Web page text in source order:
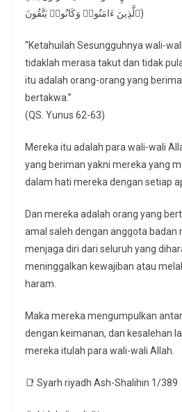
ٱلَّذِینَ ءَامَنُوا۟ وَكَانُوا۟ یَتَّقُونَ)
“Ketahuilah Sesungguhnya wali-
tidaklah merasa takut dan tidak
itu adalah orang-orang yang
bertakwa.”
(QS. Yunus 62-63)
Mereka itu adalah para wali-wali
yang beriman yakni mereka yang
dalam hati mereka dengan setiap
Dan mereka adalah orang yang
amal saleh dengan anggota badan
menjaga diri dari seluruh yang
meninggalkan kewajiban atau
haram.
Maka mereka mengumpulkan
dengan keimanan, dan kesalehan
mereka itulah para wali-wali Allah.
📑 Syarh riyadh Ash-Shalihin 1/389